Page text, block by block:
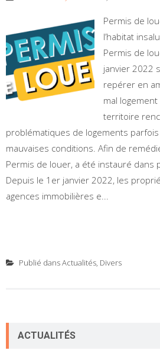
Permis de
l’habitat
Permis de
janvier 2022
repérer en
mal logement
territoire
problématiques de logements
mauvaises conditions. Afin de
Permis de louer, a été instauré dans
Depuis le 1er janvier 2022, les
agences immobilières e...
Publié dansActualités, Divers
ACTUALITÉS